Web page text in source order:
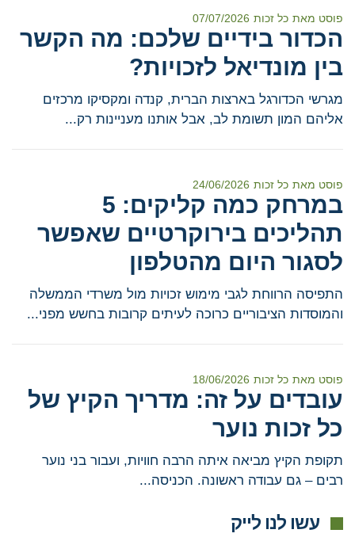
פוסט מאת כל זכות 07/07/2026
הכדור בידיים שלכם: מה הקשר
בין מונדיאל לזכויות?
מגרשי הכדורגל בארצות הברית, קנדה ומקסיקו מרכזים
אליהם המון תשומת לב, אבל אותנו מעניינות רק...
פוסט מאת כל זכות 24/06/2026
במרחק כמה קליקים: 5
תהליכים בירוקרטיים שאפשר
לסגור היום מהטלפון
התפיסה הרווחת לגבי מימוש זכויות מול משרדי הממשלה
והמוסדות הציבוריים כרוכה לעיתים קרובות בחשש מפני...
פוסט מאת כל זכות 18/06/2026
עובדים על זה: מדריך הקיץ של
כל זכות נוער
תקופת הקיץ מביאה איתה הרבה חוויות, ועבור בני נוער
רבים – גם עבודה ראשונה. הכניסה...
עשו לנו לייק